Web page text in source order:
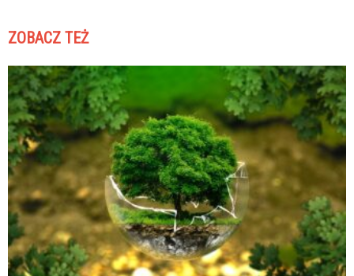
ZOBACZ TEŻ